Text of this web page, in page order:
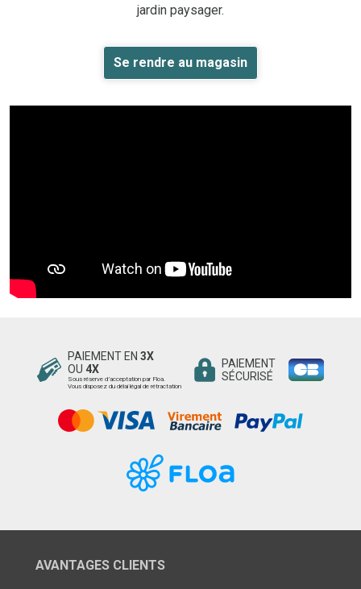
jardin paysager.
Se rendre au magasin
PAIEMENT EN 3X
OU 4X
Sous réserve d’acceptation par Floa.
Vous disposez du délai légal de rétractation
PAIEMENT
SÉCURISÉ
AVANTAGES CLIENTS